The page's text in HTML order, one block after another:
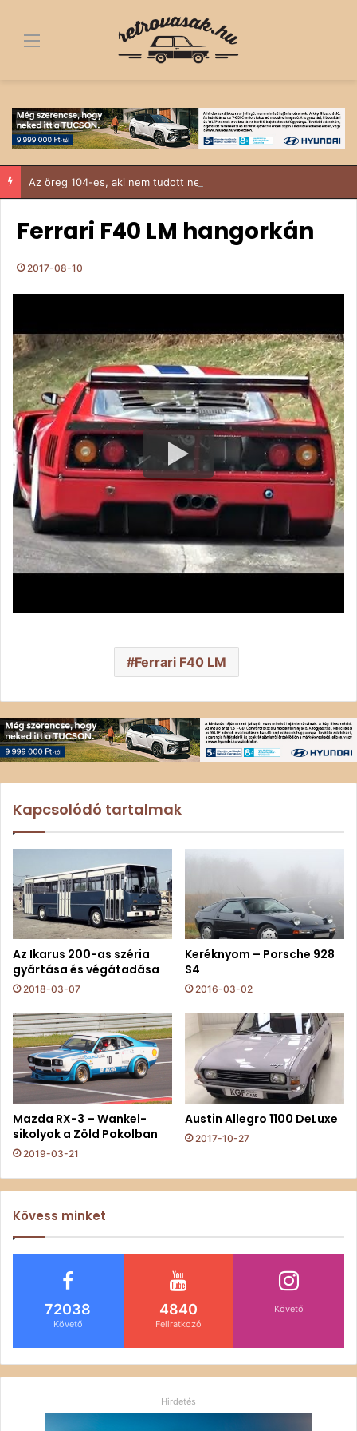
Menü
Az öreg 104-es, aki nem tudott nemet mondani
Ferrari F40 LM hangorkán
2017-08-10
Ferrari F40 LM
Kapcsolódó tartalmak
Az Ikarus 200-as széria
gyártása és végátadása
2018-03-07
Keréknyom – Porsche 928
S4
2016-03-02
Mazda RX-3 – Wankel-
sikolyok a Zöld Pokolban
2019-03-21
Austin Allegro 1100 DeLuxe
2017-10-27
Kövess minket
72038
Követő
4840
Feliratkozó
Követő
Hirdetés